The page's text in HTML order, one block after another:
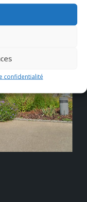
confidentialité